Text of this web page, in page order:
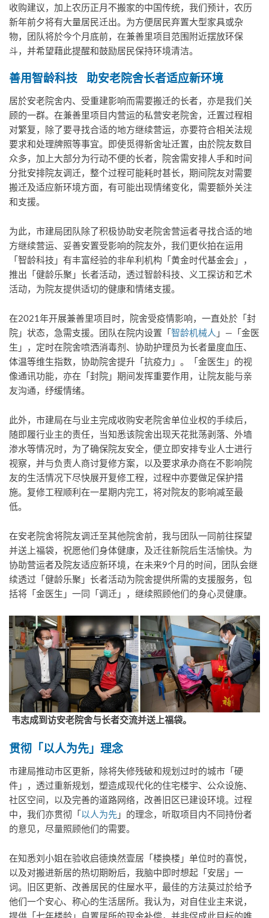
收购建议，加上农历正月不搬家的中国传统，我们预计，农历
新年前夕将有大量居民迁出。为方便居民弃置大型家具或杂
物，团队将於今个月底前，在兼善里项目范围附近摆放环保
斗，并希望藉此提醒和鼓励居民保持环境清洁。
善用智龄科技 助安老院舍长者适应新环境
居於安老院舍内、受重建影响而需要搬迁的长者，亦是我们关
顾的一群。在兼善里项目内营运的私营安老院舍，迁置过程相
对繁复，除了要寻找合适的地方继续营运，亦要符合相关法规
要求和处理牌照等事宜。即使觅得新舍址迁置，由於院友数目
众多，加上大部分为行动不便的长者，院舍需安排人手和时间
分批安排院友调迁，整个过程可能耗时甚长，期间院友对需要
搬迁及适应新环境方面，有可能出现情绪变化，需要额外关注
和支援。
为此，市建局团队除了积极协助安老院舍营运者寻找合适的地
方继续营运、妥善安置受影响的院友外，我们更伙拍在运用
「智龄科技」有丰富经验的非牟利机构「黄金时代基金会」，
推出「健龄乐聚」长者活动，透过智龄科技、义工探访和艺术
活动，为院友提供适切的健康和情绪支援。
在2021年开展兼善里项目时，院舍受疫情影响，一直处於「封
院」状态，急需支援。团队在院内设置「智龄机械人 」—「金医
生」，定时在院舍喷洒消毒剂、协助护理员为长者量度血压、
体温等维生指数，协助院舍提升「抗疫力」。「金医生」的视
像通讯功能，亦在「封院」期间发挥重要作用，让院友能与亲
友沟通，纾缓情绪。
此外，市建局在与业主完成收购安老院舍单位业权的手续后，
随即履行业主的责任，当知悉该院舍出现天花批荡剥落、外墙
渗水等情况时，为了确保院友安全，便立即安排专业人士进行
视察，并与负责人商讨复修方案，以及要求承办商在不影响院
友的生活情况下尽快展开复修工程，过程中亦要做足保护措
施。复修工程顺利在一星期内完工，将对院友的影响减至最
低。
在安老院舍将院友调迁至其他院舍前，我与团队一同前往探望
并送上福袋，祝愿他们身体健康，及迁往新院后生活愉快。为
协助营运者及院友适应新环境，在未来9个月的时间，团队会继
续透过「健龄乐聚」长者活动为院舍提供所需的支援服务，包
括将「金医生」一同「调迁」，继续照顾他们的身心灵健康。
韦志成到访安老院舍与长者交流并送上福袋。
贯彻「以人为先」理念
市建局推动市区更新，除将失修残破和规划过时的城市「硬
件」，透过重新规划，塑造成现代化的住宅楼宇、公众设施、
社区空间，以及完善的道路网络，改善旧区已建设环境。过程
中，我们亦贯彻「以人为先 」的理念，听取项目内不同持份者
的意见，尽量照顾他们的需要。
在知悉刘小姐在验收启德焕然壹居「楼换楼」单位时的喜悦，
以及对搬进新居的热切期盼后，我脑中即时想起「安居」一
词。旧区更新、改善居民的住屋水平，最佳的方法莫过於给予
他们一个安心、称心的生活居所。我认为，对自住业主来说，